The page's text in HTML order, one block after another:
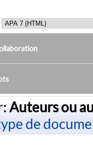
Auteurs ou
de